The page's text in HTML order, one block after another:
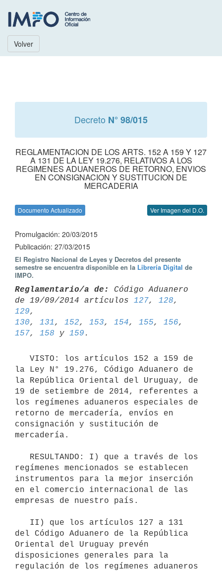
Volver
Decreto N° 98/015
REGLAMENTACION DE LOS ARTS. 152 A 159 Y 127
A 131 DE LA LEY 19.276, RELATIVOS A LOS
REGIMENES ADUANEROS DE RETORNO, ENVIOS
EN CONSIGNACION Y SUSTITUCION DE
MERCADERIA
Documento Actualizado Ver Imagen del D.O.
Promulgación: 20/03/2015
Publicación: 27/03/2015
El Registro Nacional de Leyes y Decretos del presente
semestre se encuentra disponible en la Librería Digital de
IMPO.
Reglamentario/a de:
Código Aduanero
de 19/09/2014 artículos 127, 128
129
130, 131 , 152, 153, 154, 155, 156
157, 158 y 159
la Ley N° 19.276, Código Aduanero de
la República Oriental del Uruguay, de
19 de setiembre de 2014, referentes a
los regímenes aduaneros especiales de
retorno de mercadería, envíos en
consignación y sustitución de
mercadería.
regímenes mencionados se establecen
instrumentos para la mejor inserción
en el comercio internacional de las
empresas de nuestro país.
del Código Aduanero de la República
Oriental del Uruguay prevén
disposiciones generales para la
regulación de los regímenes aduaneros